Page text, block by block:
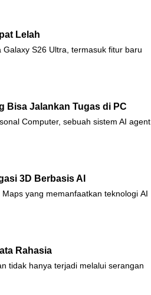
Lelah
S26 Ultra, termasuk fitur baru
Bisa Jalankan Tugas di PC
Computer, sebuah sistem AI agent
3D Berbasis AI
yang memanfaatkan teknologi AI
Rahasia
tidak hanya terjadi melalui serangan